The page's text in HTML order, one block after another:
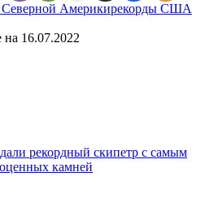
Северной Америкирекорды США
16.07.2022
рекордный скипетр с самым
камней